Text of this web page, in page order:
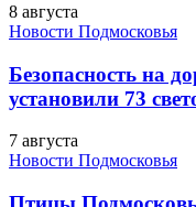
8 августа
Новости Подмосковья
Безопасность на
установили 73
7 августа
Новости Подмосковья